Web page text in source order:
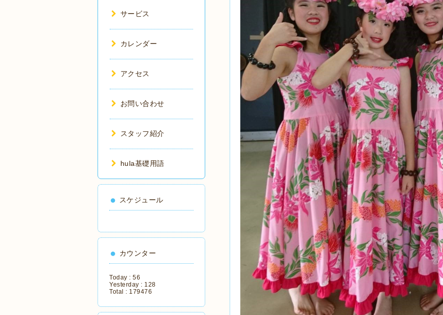
サービス
カレンダー
アクセス
お問い合わせ
スタッフ紹介
hula基礎用語
スケジュール
カウンター
Today : 56
Yesterday : 128
Total : 179476